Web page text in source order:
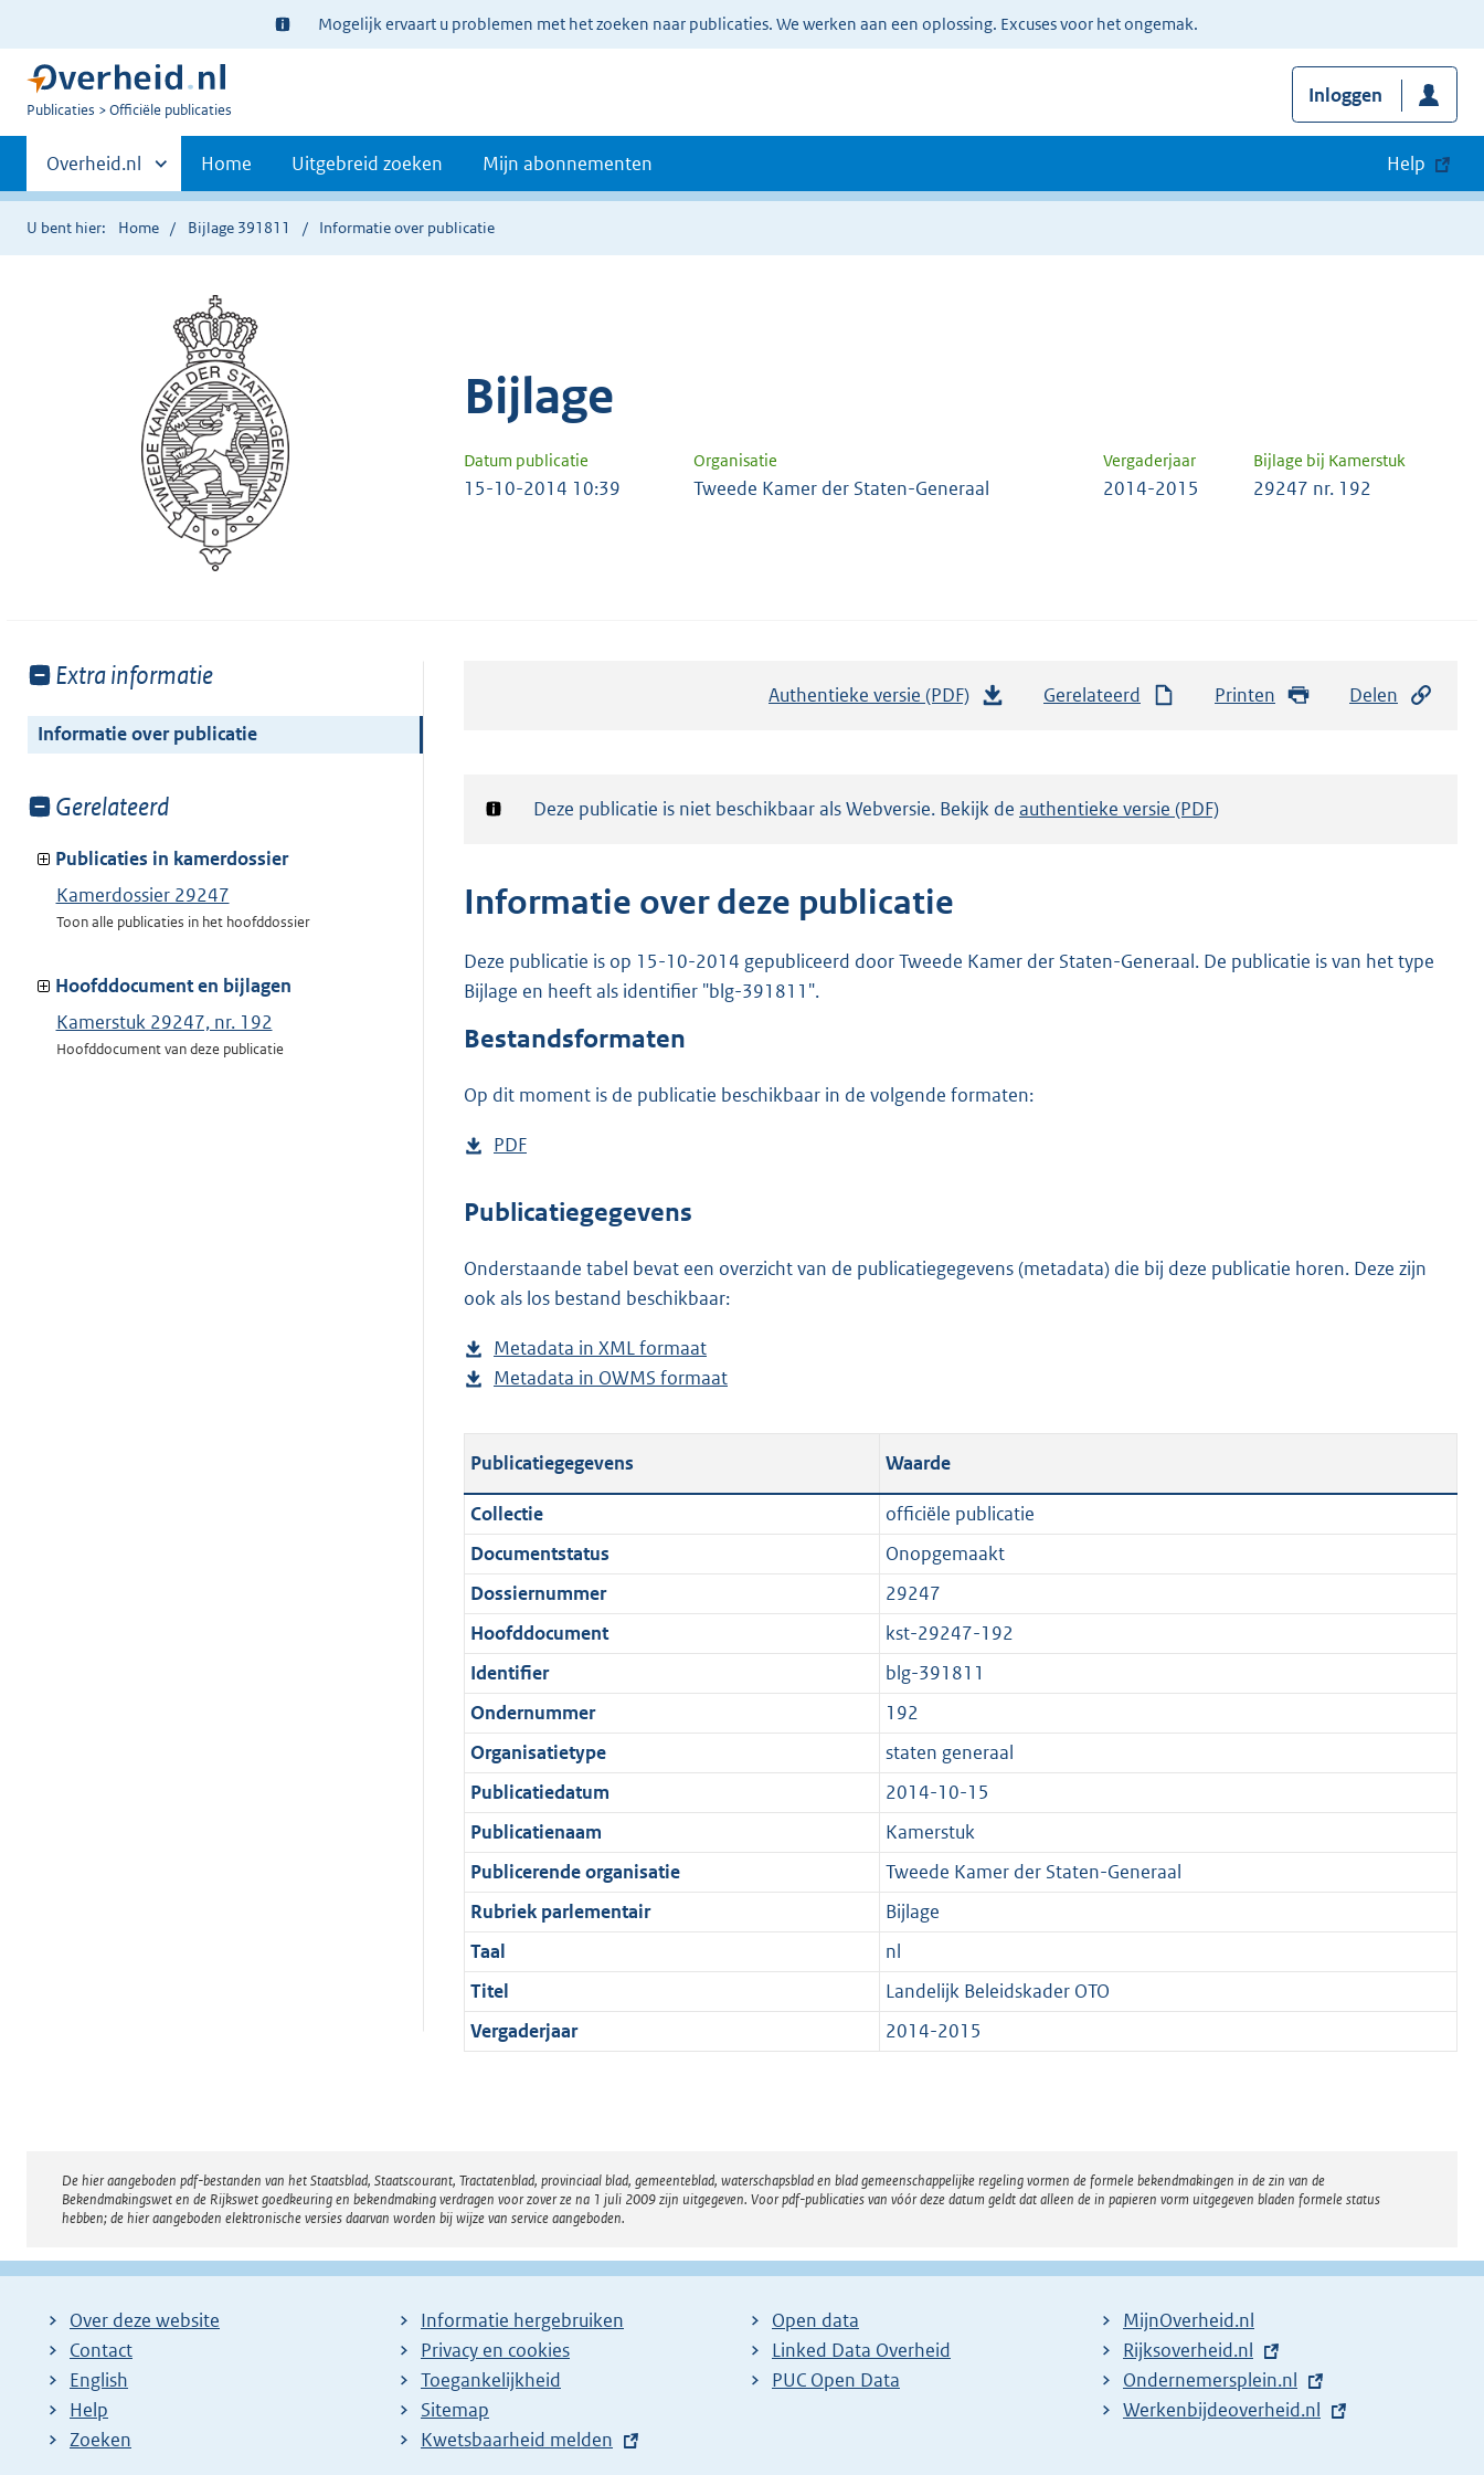
Ter
informatie:
Mogelijk ervaart u problemen met het zoeken naar publicaties. We werken aan een oplossing. Excuses voor het ongemak.
U
Publicaties Officiële publicaties
Inloggen
Primaire
navigatie
Andere
sites
binnen
Overheid.nl Home Uitgebreid zoeken Mijn abonnementen Help
U bent hier: Home Bijlage 391811 Informatie over publicatie
Bijlage
Datum publicatie Organisatie Vergaderjaar Bijlage bij Kamerstuk
15-10-2014 10:39 Tweede Kamer der Staten-Generaal 2014-2015 29247 nr. 192
Toon
van:
Extra informatie
Informatie over publicatie
Toon
van:
Gerelateerd
Publicaties in kamerdossier
Kamerdossier 29247
Toon alle publicaties in het hoofddossier
Hoofddocument en bijlagen
Kamerstuk 29247, nr. 192
Hoofddocument van deze publicatie
Authentieke versie (PDF)
a
r
M
Gerelateerd Printen Delen
Notificatie:
Deze publicatie is niet beschikbaar als Webversie. Bekijk de authentieke versie (PDF)
Informatie over deze publicatie
Deze publicatie is op 15-10-2014 gepubliceerd door Tweede Kamer der Staten-Generaal. De publicatie is van het type
Bijlage en heeft als identifier "blg-391811".
Bestandsformaten
Op dit moment is de publicatie beschikbaar in de volgende formaten:
D
w
l
o
d
p
l
i
c
a
t
i
e
i
n
f
o
r
m
a
a
t
PDF
s
a
n
s
g
o
t
t
e
:
2
,
1
M
b
Publicatiegegevens
Onderstaande tabel bevat een overzicht van de publicatiegegevens (metadata) die bij deze publicatie horen. Deze zijn
ook als los bestand beschikbaar:
Metadata in XML formaat
e
t
n
r
t
K
Metadata in OWMS formaat
s
a
g
t
1
Publicatiegegevens Waarde
Collectie
officiële publicatie
Documentstatus
Onopgemaakt
Dossiernummer
29247
Hoofddocument
kst-29247-192
Identifier
blg-391811
Ondernummer
192
Organisatietype
staten generaal
Publicatiedatum
2014-10-15
Publicatienaam
Kamerstuk
Publicerende organisatie
Tweede Kamer der Staten-Generaal
Rubriek parlementair
Bijlage
Taal
nl
Titel
Landelijk Beleidskader OTO
Vergaderjaar
2014-2015
Disclaimer
De hier aangeboden pdf-bestanden van het Staatsblad, Staatscourant, Tractatenblad, provinciaal blad, gemeenteblad, waterschapsblad en blad gemeenschappelijke regeling vormen de formele bekendmakingen in de zin van de
Bekendmakingswet en de Rijkswet goedkeuring en bekendmaking verdragen voor zover ze na 1 juli 2009 zijn uitgegeven. Voor pdf-publicaties van vóór deze datum geldt dat alleen de in papieren vorm uitgegeven bladen formele status
hebben; de hier aangeboden elektronische versies daarvan worden bij wijze van service aangeboden.
Over deze website
Contact
English
Help
Zoeken
Informatie hergebruiken
Privacy en cookies
Toegankelijkheid
Sitemap
E
Kwetsbaarheid melden
Open data
Linked Data Overheid
PUC Open Data
MijnOverheid.nl
E
x
t
Rijksoverheid.nl
E
x
Ondernemersplein.nl
E
Werkenbijdeoverheid.nl